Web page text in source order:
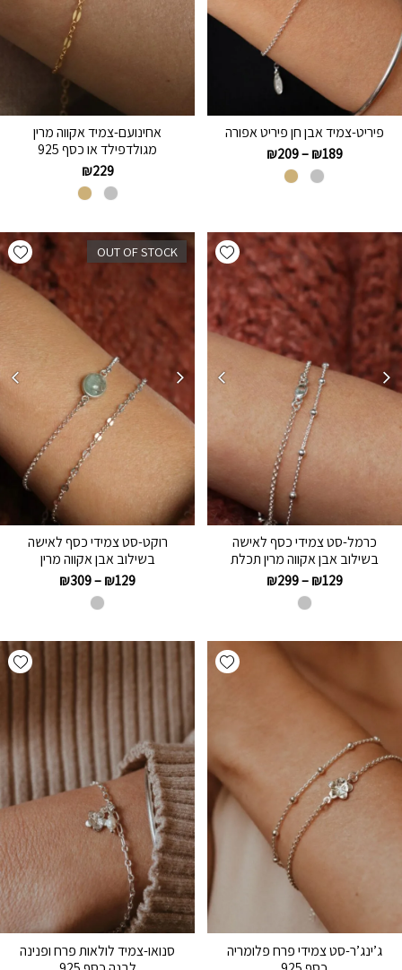
פיריט-צמיד אבן חן פיריט אפורה
₪189
–
₪209
אחינועם-צמיד אקווה מרין
מגולדפילד או כסף 925
₪229
Add wishlist
כרמל-סט צמידי כסף לאישה
בשילוב אבן אקווה מרין תכלת
₪129
–
₪299
OUT OF STOCK
רוקט-סט צמידי כסף לאישה
בשילוב אבן אקווה מרין
₪129
–
₪309
Add wishlist
ג’ינג’ר-סט צמידי פרח פלומריה
סנואו-צמיד לולאות פרח ופנינה